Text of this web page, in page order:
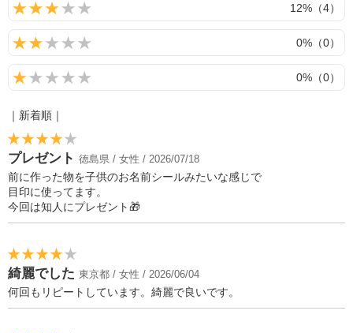
12%（4）
0%（0）
0%（0）
｜新着順｜
プレゼント 徳島県 / 女性 / 2026/07/18
前に作った物を子供のお名前シールみたいな感じで
目印に使ってます。
今回は知人にプレゼント🎁
綺麗でした 東京都 / 女性 / 2026/06/04
何回もリピートしています。綺麗で良いです。